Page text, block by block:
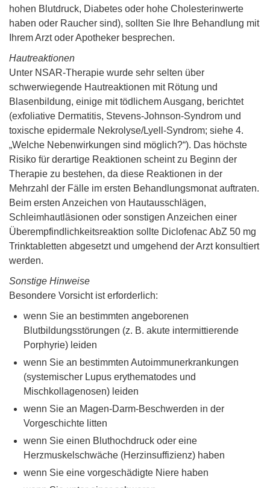
hohen Blutdruck, Diabetes oder hohe Cholesterinwerte
haben oder Raucher sind), sollten Sie Ihre Behandlung mit
Ihrem Arzt oder Apotheker besprechen.
Hautreaktionen
Unter NSAR-Therapie wurde sehr selten über
schwerwiegende Hautreaktionen mit Rötung und
Blasenbildung, einige mit tödlichem Ausgang, berichtet
(exfoliative Dermatitis, Stevens-Johnson-Syndrom und
toxische epidermale Nekrolyse/Lyell-Syndrom; siehe 4.
„Welche Nebenwirkungen sind möglich?“). Das höchste
Risiko für derartige Reaktionen scheint zu Beginn der
Therapie zu bestehen, da diese Reaktionen in der
Mehrzahl der Fälle im ersten Behandlungsmonat auftraten.
Beim ersten Anzeichen von Hautausschlägen,
Schleimhautläsionen oder sonstigen Anzeichen einer
Überempfindlichkeitsreaktion sollte Diclofenac AbZ 50 mg
Trinktabletten abgesetzt und umgehend der Arzt konsultiert
werden.
Sonstige Hinweise
Besondere Vorsicht ist erforderlich:
wenn Sie an bestimmten angeborenen
Blutbildungsstörungen (z. B. akute intermittierende
Porphyrie) leiden
wenn Sie an bestimmten Autoimmunerkrankungen
(systemischer Lupus erythematodes und
Mischkollagenosen) leiden
wenn Sie an Magen-Darm-Beschwerden in der
Vorgeschichte litten
wenn Sie einen Bluthochdruck oder eine
Herzmuskelschwäche (Herzinsuffizienz) haben
wenn Sie eine vorgeschädigte Niere haben